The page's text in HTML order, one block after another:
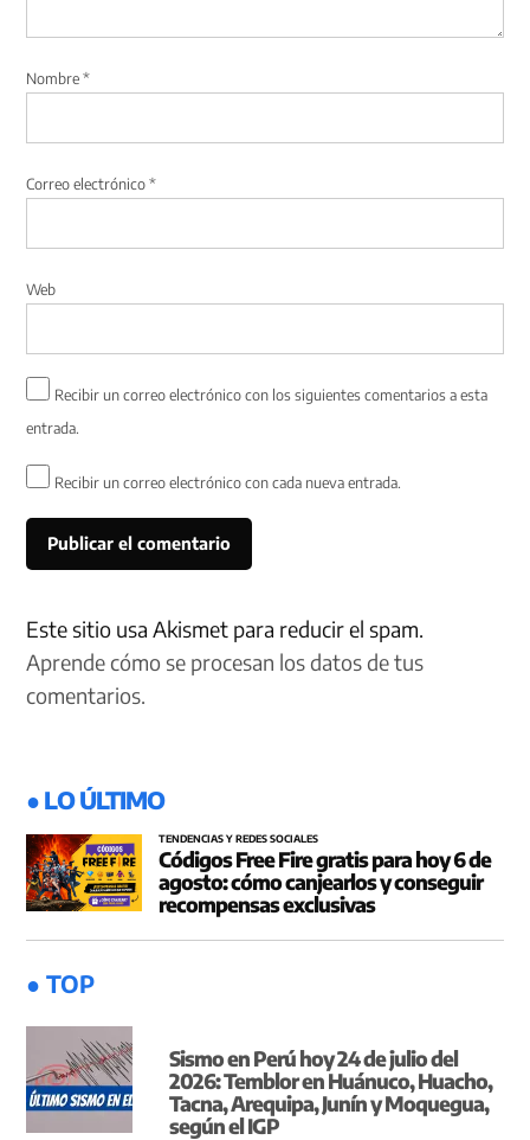
Nombre*
Correo electrónico*
Web
Recibir un correo electrónico con los siguientes comentarios a esta
entrada.
Recibir un correo electrónico con cada nueva entrada.
Este sitio usa Akismet para reducir el spam.
Aprende cómo se procesan los datos de tus
comentarios.
● LO ÚLTIMO
TENDENCIAS Y REDES SOCIALES
Códigos Free Fire gratis para hoy 6 de
agosto: cómo canjearlos y conseguir
recompensas exclusivas
● TOP
Sismo en Perú hoy 24 de julio del
2026: Temblor en Huánuco, Huacho,
Tacna, Arequipa, Junín y Moquegua,
según el IGP